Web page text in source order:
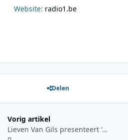
Website: radio1.be
Delen
Vorig artikel
Lieven Van Gils presenteert ‘De EK-watchers’ op Radio 2